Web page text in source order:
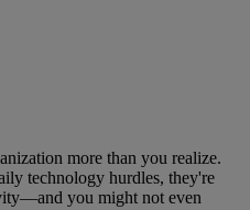
more than you realize.
technology hurdles, they're
you might not even